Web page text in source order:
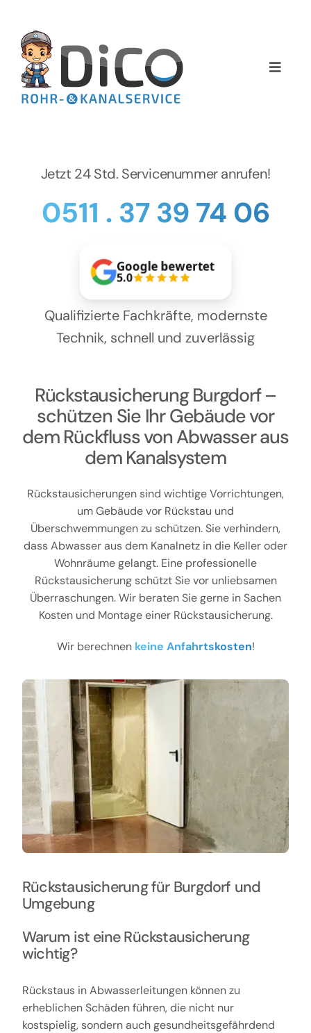
springen
Toggle
Home
NEWS
Kontakt
Jetzt 24 Std. Servicenummer anrufen!
0511 . 37 39 74 06
Google bewertet
5.0
Qualifizierte Fachkräfte, modernste
Technik, schnell und zuverlässig
Rückstausicherung Burgdorf –
schützen Sie Ihr Gebäude vor
dem Rückfluss von Abwasser aus
dem Kanalsystem
Rückstausicherungen sind wichtige Vorrichtungen,
um Gebäude vor Rückstau und
Überschwemmungen zu schützen. Sie verhindern,
dass Abwasser aus dem Kanalnetz in die Keller oder
Wohnräume gelangt. Eine professionelle
Rückstausicherung schützt Sie vor unliebsamen
Überraschungen. Wir beraten Sie gerne in Sachen
Kosten und Montage einer Rückstausicherung.
Wir berechnen keine Anfahrtskosten!
Rückstausicherung für Burgdorf und
Umgebung
Warum ist eine Rückstausicherung
wichtig?
Rückstaus in Abwasserleitungen können zu
erheblichen Schäden führen, die nicht nur
kostspielig, sondern auch gesundheitsgefährdend